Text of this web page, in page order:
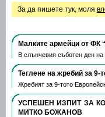
За да пишете тук, моля
Малките армейци от ФК
В слънчевия съботен ден
Теглене на жребий за 9-
Жребият за 9-тото
УСПЕШЕН ИЗПИТ ЗА
МИТКО БОЖАНОВ